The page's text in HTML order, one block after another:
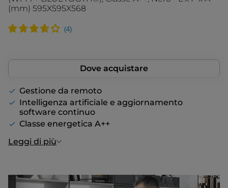
(mm) 595X595X568
Dove acquistare
Gestione da remoto
Intelligenza artificiale e aggiornamento
software continuo
Classe energetica A++
Leggi di più